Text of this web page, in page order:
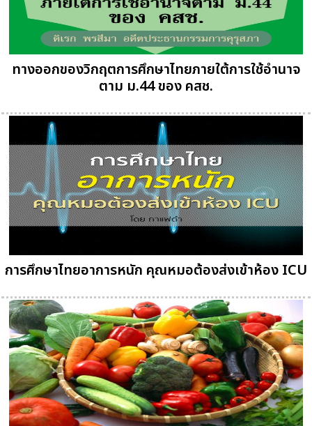
ทางออกของวิกฤตการศึกษาไทยภายใต้การใช้อำนาจ
ตาม ม.44 ของ คสช.
การศึกษาไทยอาการหนัก คุณหมอต้องส่งเข้าห้อง ICU